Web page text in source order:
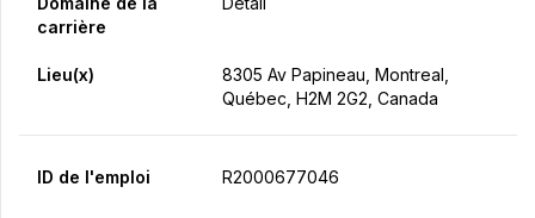
carrière
Lieu(x)
8305 Av Papineau, Montreal,
Québec, H2M 2G2, Canada
ID de l'emploi R2000677046